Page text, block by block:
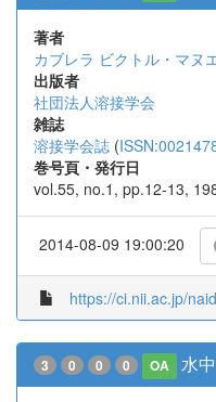
著者
カブレラ ビクトル・マヌ
出版者
社団法人溶接学会
雑誌
溶接学会誌 (
巻号頁・発行日
vol.55, no.1, pp.12-13,
2014-08-09 19:00:20
https://ci.nii.ac.jp/
3 0 0 0 OA 水